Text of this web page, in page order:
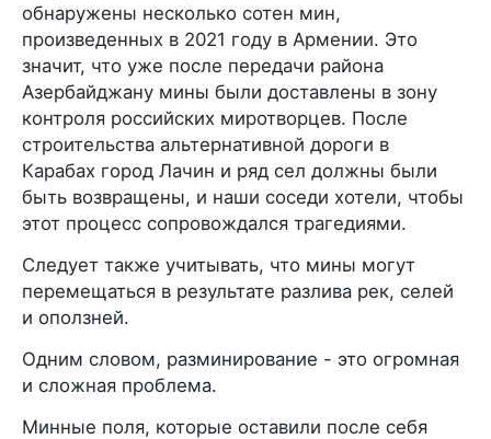
обнаружены несколько сотен мин,
произведенных в 2021 году в Армении. Это
значит, что уже после передачи района
Азербайджану мины были доставлены в зону
контроля российских миротворцев. После
строительства альтернативной дороги в
Карабах город Лачин и ряд сел должны были
быть возвращены, и наши соседи хотели, чтобы
этот процесс сопровождался трагедиями.
Следует также учитывать, что мины могут
перемещаться в результате разлива рек, селей
и оползней.
Одним словом, разминирование - это огромная
и сложная проблема.
Минные поля, которые оставили после себя